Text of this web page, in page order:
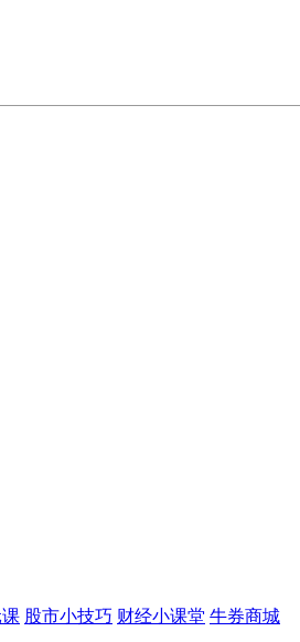
股市小技巧 财经小课堂 牛券商城